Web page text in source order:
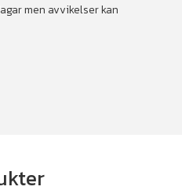
men avvikelser kan